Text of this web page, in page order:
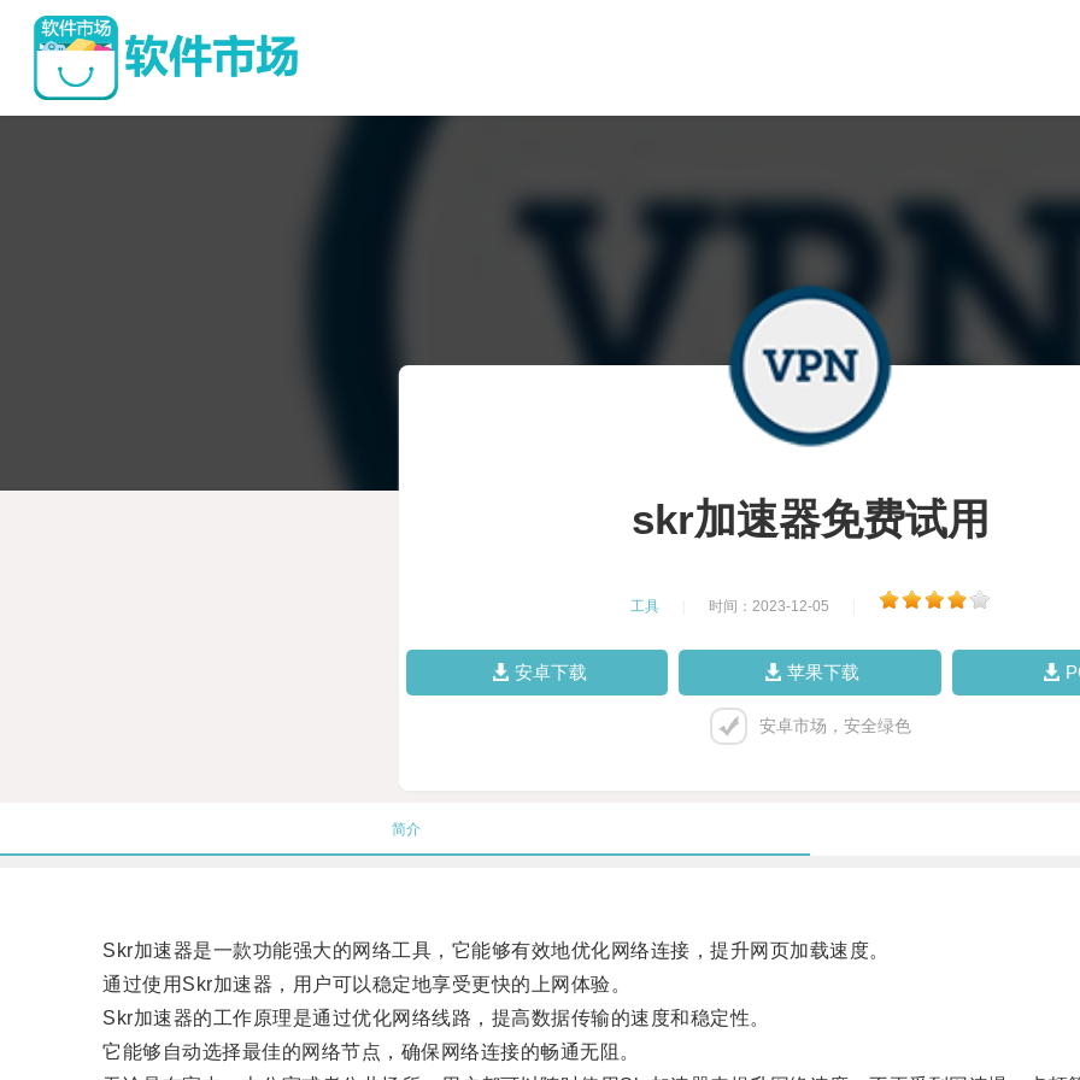
skr加速器免费试用
工具 时间：2023-12-05
安卓下载 苹果下载
安卓市场，安全绿色
简介
Skr加速器是一款功能强大的网络工具，它能够有效地优化网络连接，提升网页加载速度。
通过使用Skr加速器，用户可以稳定地享受更快的上网体验。
Skr加速器的工作原理是通过优化网络线路，提高数据传输的速度和稳定性。
它能够自动选择最佳的网络节点，确保网络连接的畅通无阻。